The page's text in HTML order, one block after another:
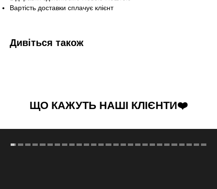
Вартість доставки сплачує клієнт
Дивіться також
ЩО КАЖУТЬ НАШІ КЛІЄНТИ❤️